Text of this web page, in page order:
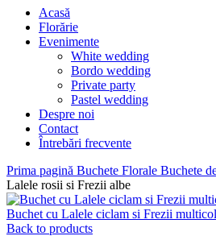
Acasă
Florărie
Evenimente
White wedding
Bordo wedding
Private party
Pastel wedding
Despre noi
Contact
Întrebări frecvente
Prima pagină Buchete Florale Buchete
Lalele rosii si Frezii albe
Buchet cu Lalele ciclam si Frezii
Back to products